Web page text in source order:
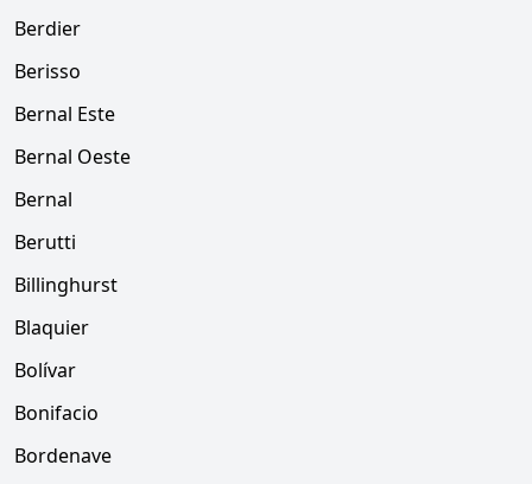
Berdier
Berisso
Bernal Este
Bernal Oeste
Bernal
Berutti
Billinghurst
Blaquier
Bolívar
Bonifacio
Bordenave